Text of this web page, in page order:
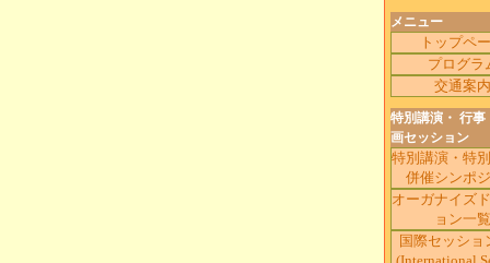
メニュー
トップペ
プログラ
交通案内
特別講演・ 行事
画セッション
特別講演・特
併催シンポ
オーガナイズ
ョン一覧
国際セッショ